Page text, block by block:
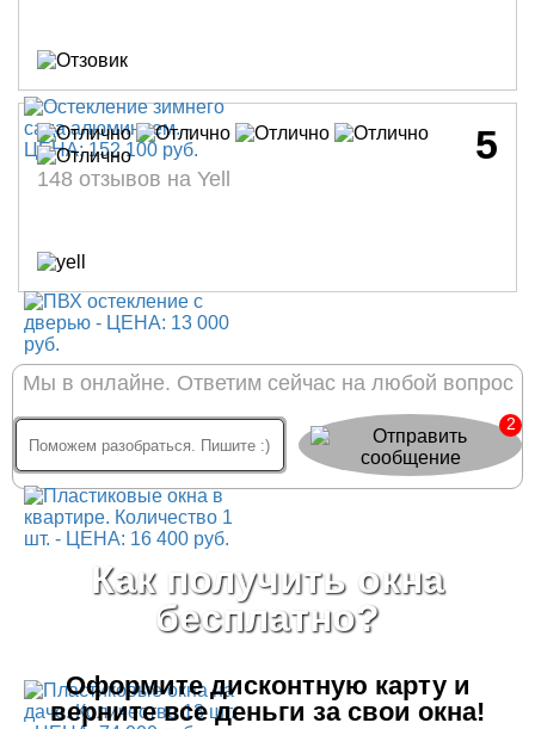
5
148 отзывов на Yell
Мы в онлайне. Ответим сейчас на любой вопрос
2
Как получить окна
бесплатно?
Оформите дисконтную картуи
верните все деньги за свои окна!